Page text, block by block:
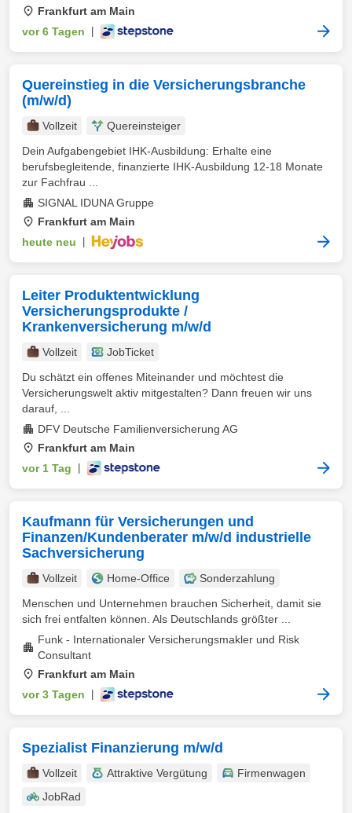
Frankfurt am Main
vor 6 Tagen
Quereinstieg in die Versicherungsbranche
(m/w/d)
Vollzeit
Quereinsteiger
Dein Aufgabengebiet IHK-Ausbildung: Erhalte eine
berufsbegleitende, finanzierte IHK-Ausbildung 12-18 Monate
zur Fachfrau ...
SIGNAL IDUNA Gruppe
Frankfurt am Main
heute neu
Leiter Produktentwicklung
Versicherungsprodukte /
Krankenversicherung m/w/d
Vollzeit
JobTicket
Du schätzt ein offenes Miteinander und möchtest die
Versicherungswelt aktiv mitgestalten? Dann freuen wir uns
darauf, ...
DFV Deutsche Familienversicherung AG
Frankfurt am Main
vor 1 Tag
Kaufmann für Versicherungen und
Finanzen/Kundenberater m/w/d industrielle
Sachversicherung
Vollzeit Home-Office
Sonderzahlung
Menschen und Unternehmen brauchen Sicherheit, damit sie
sich frei entfalten können. Als Deutschlands größter ...
Funk - Internationaler Versicherungsmakler und Risk
Consultant
Frankfurt am Main
vor 3 Tagen
Spezialist Finanzierung m/w/d
Vollzeit Attraktive Vergütung
Firmenwagen
JobRad